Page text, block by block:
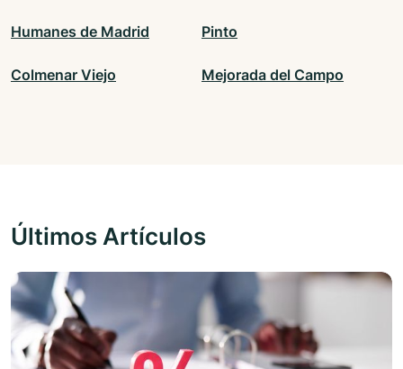
Humanes de Madrid Pinto
Colmenar Viejo Mejorada del Campo
Últimos Artículos